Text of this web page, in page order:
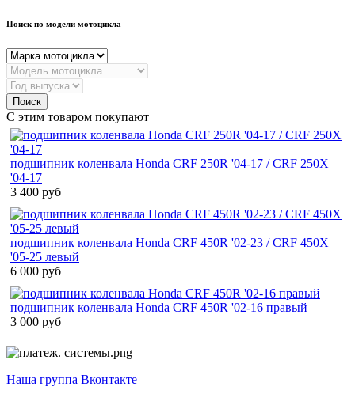
Поиск по модели мотоцикла
Поиск
С этим товаром покупают
подшипник коленвала Honda CRF 250R '04-17 / CRF 250X
'04-17
3 400 руб
подшипник коленвала Honda CRF 450R '02-23 / CRF 450X
'05-25 левый
6 000 руб
подшипник коленвала Honda CRF 450R '02-16 правый
3 000 руб
Наша группа Вконтакте